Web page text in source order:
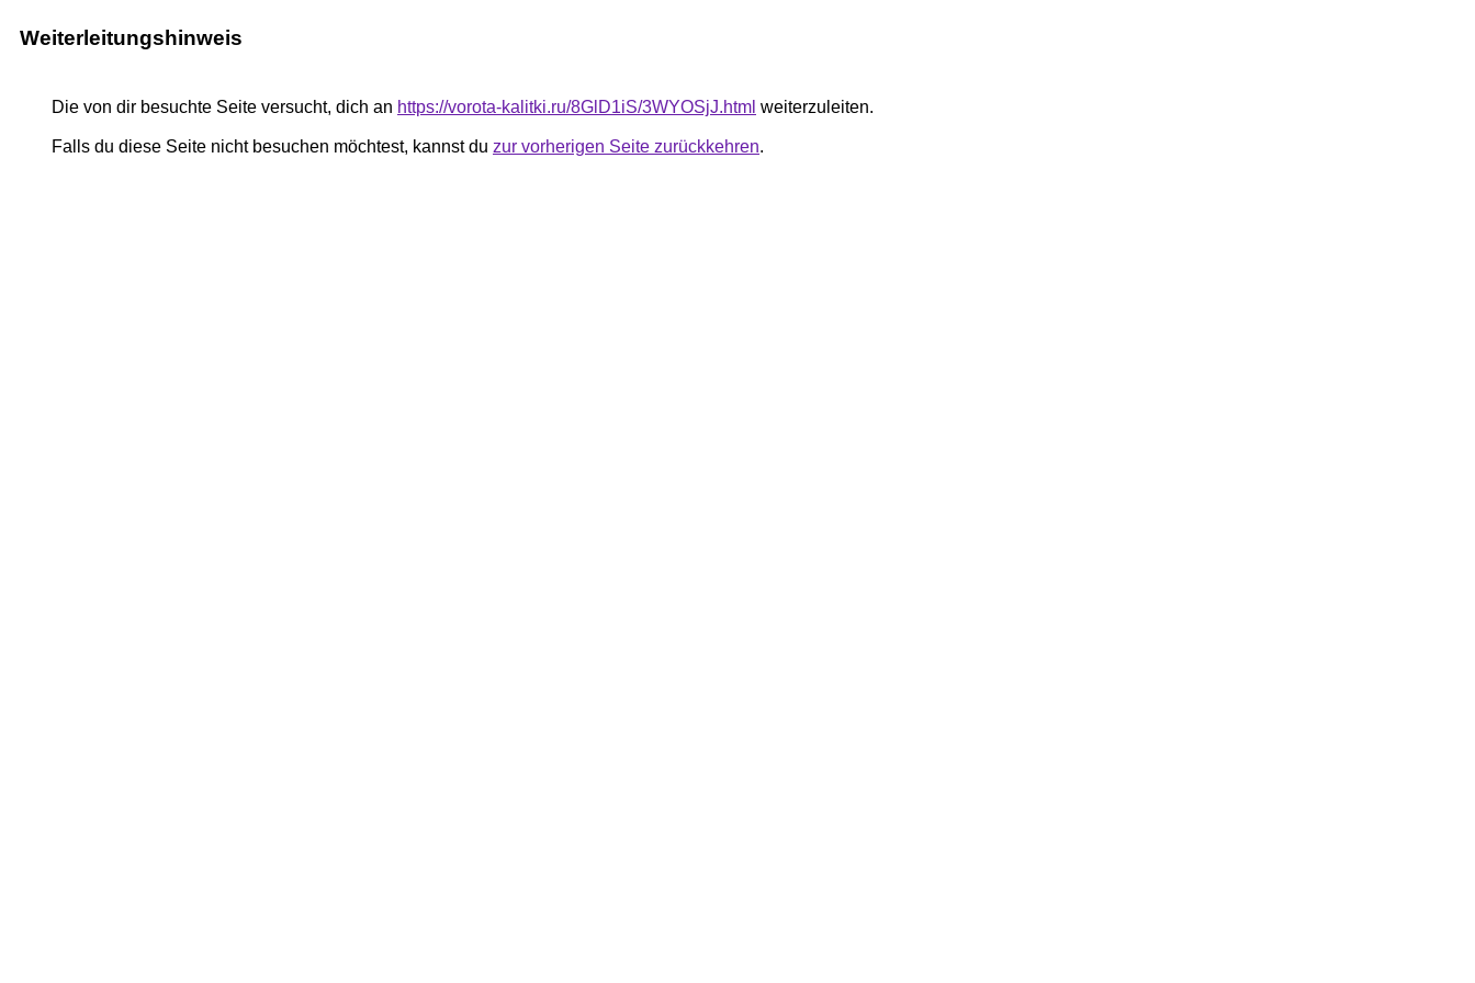
Weiterleitungshinweis
Die von dir besuchte Seite versucht, dich an https://vorota-kalitki.ru/8GlD1iS/3WYOSjJ.html weiterzuleiten.
Falls du diese Seite nicht besuchen möchtest, kannst du zur vorherigen Seite zurückkehren.